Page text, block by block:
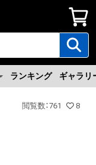
ランキング ギャラリ
閲覧数 ：761 8